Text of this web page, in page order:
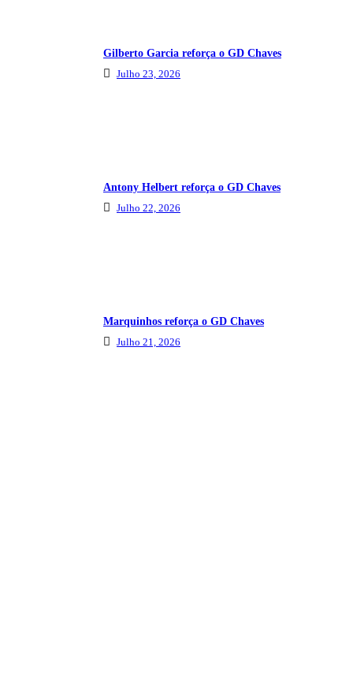
Gilberto Garcia reforça o GD Chaves
Julho 23, 2026
Antony Helbert reforça o GD Chaves
Julho 22, 2026
Marquinhos reforça o GD Chaves
Julho 21, 2026